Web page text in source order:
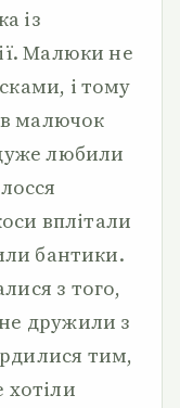
із
Малюки не
і тому
в малючок
любили
вплітали
бантики.
з того,
дружили з
тим,